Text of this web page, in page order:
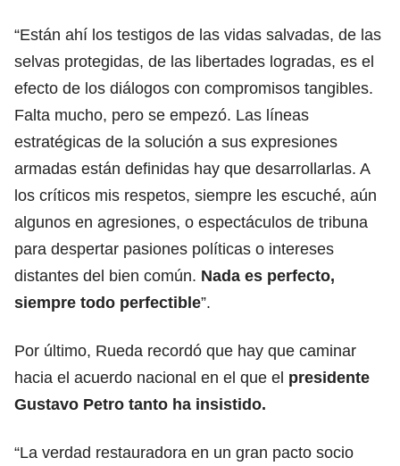
“Están ahí los testigos de las vidas salvadas, de las
selvas protegidas, de las libertades logradas, es el
efecto de los diálogos con compromisos tangibles.
Falta mucho, pero se empezó. Las líneas
estratégicas de la solución a sus expresiones
armadas están definidas hay que desarrollarlas. A
los críticos mis respetos, siempre les escuché, aún
algunos en agresiones, o espectáculos de tribuna
para despertar pasiones políticas o intereses
distantes del bien común. Nada es perfecto,
siempre todo perfectible”.
Por último, Rueda recordó que hay que caminar
hacia el acuerdo nacional en el que el presidente
Gustavo Petro tanto ha insistido.
“La verdad restauradora en un gran pacto socio